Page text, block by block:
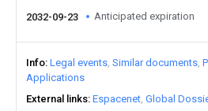
2032-09-23 Anticipated expiration
Info Legal events Similar documents
Applications
External links Espacenet Global